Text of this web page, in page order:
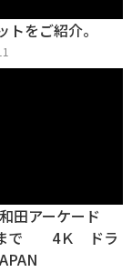
をご紹介。
田アーケード
まで 4Ｋ ドラ